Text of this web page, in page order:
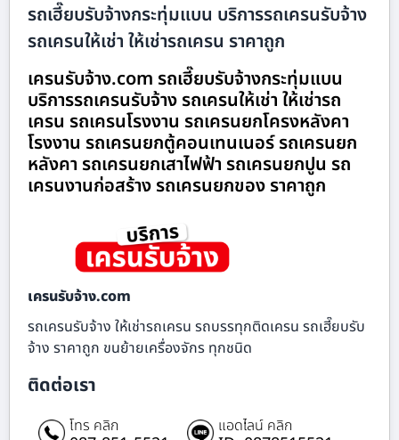
รถเฮี๊ยบรับจ้างกระทุ่มแบน บริการรถเครนรับจ้าง
รถเครนให้เช่า ให้เช่ารถเครน ราคาถูก
เครนรับจ้าง.com รถเฮี๊ยบรับจ้างกระทุ่มแบน
บริการรถเครนรับจ้าง รถเครนให้เช่า ให้เช่ารถ
เครน รถเครนโรงงาน รถเครนยกโครงหลังคา
โรงงาน รถเครนยกตู้คอนเทนเนอร์ รถเครนยก
หลังคา รถเครนยกเสาไฟฟ้า รถเครนยกปูน รถ
เครนงานก่อสร้าง รถเครนยกของ ราคาถูก
เครนรับจ้าง.com
รถเครนรับจ้าง ให้เช่ารถเครน รถบรรทุกติดเครน รถเฮี๊ยบรับ
จ้าง ราคาถูก ขนย้ายเครื่องจักร ทุกชนิด
ติดต่อเรา
โทร คลิก แอดไลน์ คลิก